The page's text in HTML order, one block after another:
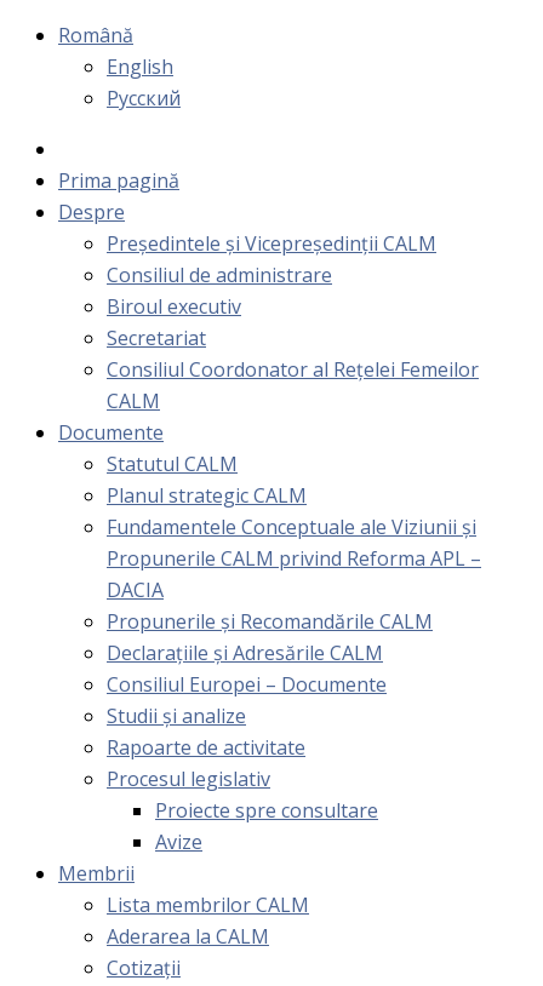
Română
English
Русский
Prima pagină
Despre
Președintele și Vicepreședinții CALM
Consiliul de administrare
Biroul executiv
Secretariat
Consiliul Coordonator al Rețelei Femeilor
CALM
Documente
Statutul CALM
Planul strategic CALM
Fundamentele Conceptuale ale Viziunii și
Propunerile CALM privind Reforma APL –
DACIA
Propunerile și Recomandările CALM
Declarațiile și Adresările CALM
Consiliul Europei – Documente
Studii și analize
Rapoarte de activitate
Procesul legislativ
Proiecte spre consultare
Avize
Membrii
Lista membrilor CALM
Aderarea la CALM
Cotizaţii